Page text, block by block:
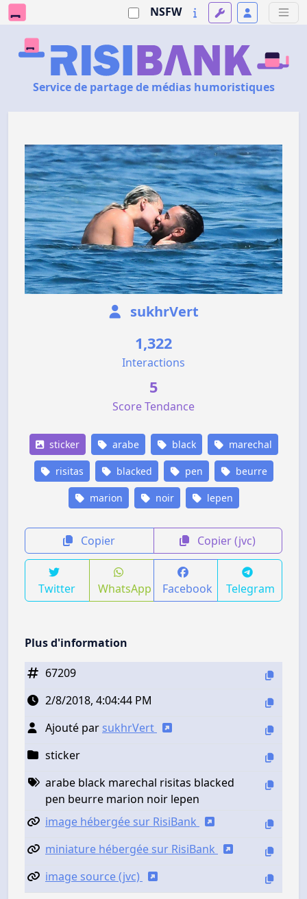
NSFW
Service de partage de médias humoristiques
sukhrVert
1,322
Interactions
5
Score Tendance
sticker arabe black marechal
risitas blacked pen beurre
marion noir lepen
Copier Copier (jvc)
Twitter WhatsApp Facebook Telegram
Plus d'information
67209
2/8/2018, 4:04:44 PM
Ajouté par sukhrVert
sticker
arabe black marechal risitas blacked
pen beurre marion noir lepen
image hébergée sur RisiBank
miniature hébergée sur RisiBank
image source (jvc)